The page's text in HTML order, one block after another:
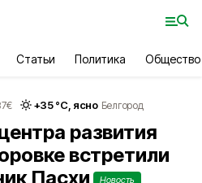
Статьи Политика Общество
€ +35°С, ясно Белгород
развития
встретили
Пасхи
Новость